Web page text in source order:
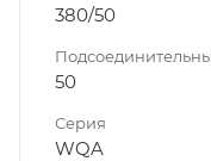
380/50
50
Серия
WQA